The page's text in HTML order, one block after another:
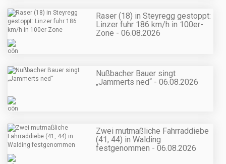
Raser (18) in Steyregg gestoppt:
Linzer fuhr 186 km/h in 100er-
Zone - 06.08.2026
Nußbacher Bauer singt
„Jammerts ned“ - 06.08.2026
Zwei mutmaßliche Fahrraddiebe
(41, 44) in Walding
festgenommen - 06.08.2026